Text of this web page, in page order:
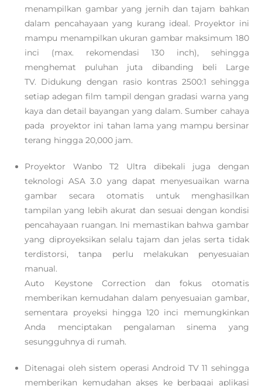
menampilkan gambar yang jernih dan tajam bahkan
dalam pencahayaan yang kurang ideal. Proyektor ini
mampu menampilkan ukuran gambar maksimum 180
inci (max. rekomendasi 130 inch), sehingga
menghemat puluhan juta dibanding beli Large
TV. Didukung dengan rasio kontras 2500:1 sehingga
setiap adegan film tampil dengan gradasi warna yang
kaya dan detail bayangan yang dalam. Sumber cahaya
pada proyektor ini tahan lama yang mampu bersinar
terang hingga 20,000 jam.
Proyektor Wanbo T2 Ultra dibekali juga dengan
teknologi ASA 3.0 yang dapat menyesuaikan warna
gambar secara otomatis untuk menghasilkan
tampilan yang lebih akurat dan sesuai dengan kondisi
pencahayaan ruangan. Ini memastikan bahwa gambar
yang diproyeksikan selalu tajam dan jelas serta tidak
terdistorsi, tanpa perlu melakukan penyesuaian
manual.
Auto Keystone Correction dan fokus otomatis
memberikan kemudahan dalam penyesuaian gambar,
sementara proyeksi hingga 120 inci memungkinkan
Anda menciptakan pengalaman sinema yang
sesungguhnya di rumah.
Ditenagai oleh sistem operasi Android TV 11 sehingga
memberikan kemudahan akses ke berbagai aplikasi